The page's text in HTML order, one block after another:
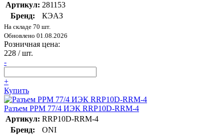
Артикул: 281153
Бренд:
КЭАЗ
На складе 70 шт.
Обновлено 01.08.2026
Розничная цена:
228 / шт.
-
+
Купить
Разъем РРМ 77/4 ИЭК RRP10D-RRM-4
Артикул: RRP10D-RRM-4
Бренд:
ONI